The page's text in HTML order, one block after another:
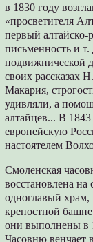
в 1830 году
«просветителя
первый алтайско-
письменность и
подвижнической
своих рассказах
Макария,
удивляли, а
алтайцев... В 1843
европейскую
настоятелем
Смоленская
восстановлена
одноглавый храм,
крепостной
они выполнены в
Часовню венчает